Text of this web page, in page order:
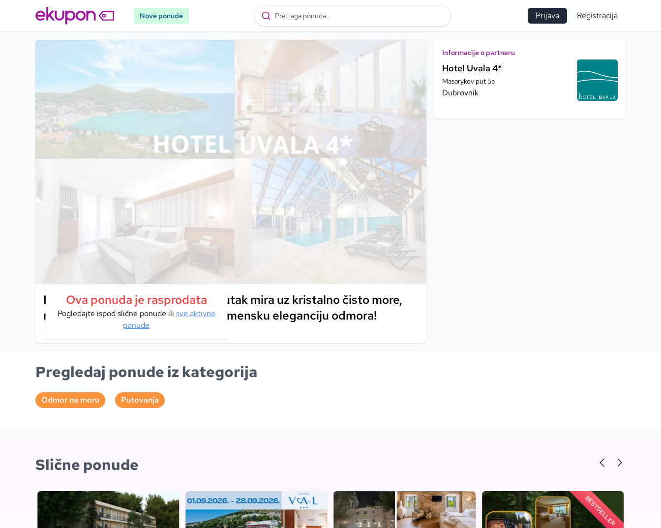
Nove ponude Pretraga ponuda.. Prijava Registracija
Ova ponuda je rasprodata
Pogledajte ispod slične ponude ili sve aktivne
ponude
Hotel Uvala 4*, Dubrovnik – Vaš kutak mira uz kristalno čisto more,
mir mediteranske prirode i bezvremensku eleganciju odmora!
Informacije o partneru
Hotel Uvala 4*
Masarykov put 5a
Dubrovnik
Pregledaj ponude iz kategorija
Odmor na moru Putovanja
Slične ponude
BESTSELLER